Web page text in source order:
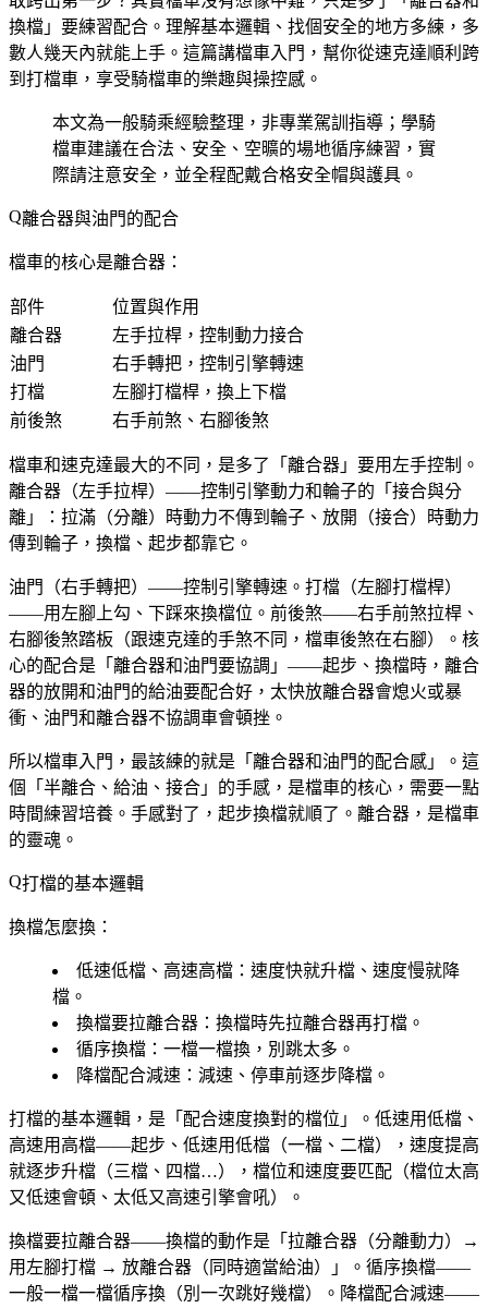
換檔」要練習配合。理解基本邏輯、找個安全的地方多練，多
數人幾天內就能上手。這篇講檔車入門，幫你從速克達順利跨
到打檔車，享受騎檔車的樂趣與操控感。
本文為一般騎乘經驗整理，非專業駕訓指導；學騎
檔車建議在合法、安全、空曠的場地循序練習，實
際請注意安全，並全程配戴合格安全帽與護具。
離合器與油門的配合
檔車的核心是離合器：
部件
位置與作用
離合器
左手拉桿，控制動力接合
油門
右手轉把，控制引擎轉速
打檔
左腳打檔桿，換上下檔
前後煞
右手前煞、右腳後煞
檔車和速克達最大的不同，是多了「離合器」要用左手控制。
離合器（左手拉桿）——控制引擎動力和輪子的「接合與分
離」：拉滿（分離）時動力不傳到輪子、放開（接合）時動力
傳到輪子，換檔、起步都靠它。
油門（右手轉把）——控制引擎轉速。打檔（左腳打檔桿）
——用左腳上勾、下踩來換檔位。前後煞——右手前煞拉桿、
右腳後煞踏板（跟速克達的手煞不同，檔車後煞在右腳）。核
心的配合是「離合器和油門要協調」——起步、換檔時，離合
器的放開和油門的給油要配合好，太快放離合器會熄火或暴
衝、油門和離合器不協調車會頓挫。
所以檔車入門，最該練的就是「離合器和油門的配合感」。這
個「半離合、給油、接合」的手感，是檔車的核心，需要一點
時間練習培養。手感對了，起步換檔就順了。離合器，是檔車
的靈魂。
打檔的基本邏輯
換檔怎麼換：
低速低檔、高速高檔 ：速度快就升檔、速度慢就降
檔。
換檔要拉離合器 ：換檔時先拉離合器再打檔。
循序換檔 ：一檔一檔換，別跳太多。
降檔配合減速 ：減速、停車前逐步降檔。
打檔的基本邏輯，是「配合速度換對的檔位」。低速用低檔、
高速用高檔——起步、低速用低檔（一檔、二檔），速度提高
就逐步升檔（三檔、四檔…），檔位和速度要匹配（檔位太高
又低速會頓、太低又高速引擎會吼）。
換檔要拉離合器——換檔的動作是「拉離合器（分離動力）→
用左腳打檔 → 放離合器（同時適當給油）」。循序換檔——
一般一檔一檔循序換（別一次跳好幾檔）。降檔配合減速——